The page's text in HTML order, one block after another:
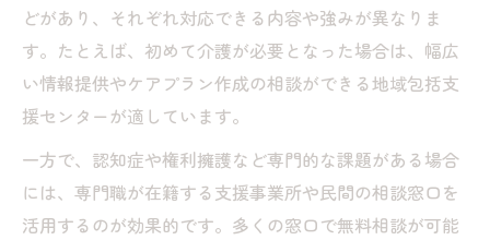
どがあり、それぞれ対応できる内容や強みが異なりま
す。たとえば、初めて介護が必要となった場合は、幅広
い情報提供やケアプラン作成の相談ができる地域包括支
援センターが適しています。
一方で、認知症や権利擁護など専門的な課題がある場合
には、専門職が在籍する支援事業所や民間の相談窓口を
活用するのが効果的です。多くの窓口で無料相談が可能